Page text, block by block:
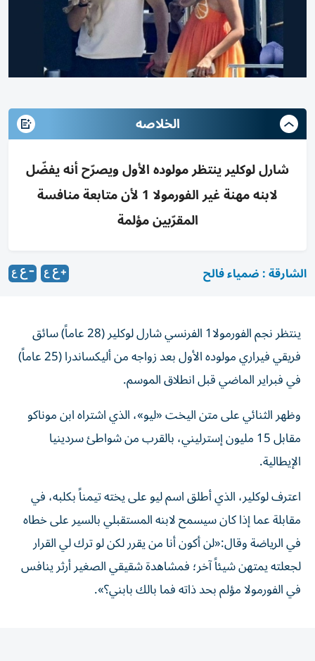
الخلاصه
شارل لوكلير ينتظر مولوده الأول ويصرّح أنه يفضّل
لابنه مهنة غير الفورمولا 1 لأن متابعة منافسة
المقرّبين مؤلمة
الشارقة : ضمياء فالح
ينتظر نجم الفورمولا1 الفرنسي شارل لوكلير (28 عاماً) سائق
فريقي فيراري مولوده الأول بعد زواجه من أليكساندرا (25 عاماً)
في فبراير الماضي قبل انطلاق الموسم.
وظهر الثنائي على متن اليخت «ليو»، الذي اشتراه ابن موناكو
مقابل 15 مليون إسترليني، بالقرب من شواطئ سردينيا
الإيطالية.
اعترف لوكلير، الذي أطلق اسم ليو على يخته تيمناً بكلبه، في
مقابلة عما إذا كان سيسمح لابنه المستقبلي بالسير على خطاه
في الرياضة وقال:«لن أكون أنا من يقرر لكن لو ترك لي القرار
لجعلته يمتهن شيئاً آخر؛ فمشاهدة شقيقي الصغير أرثر ينافس
في الفورمولا مؤلم بحد ذاته فما بالك بابني؟».